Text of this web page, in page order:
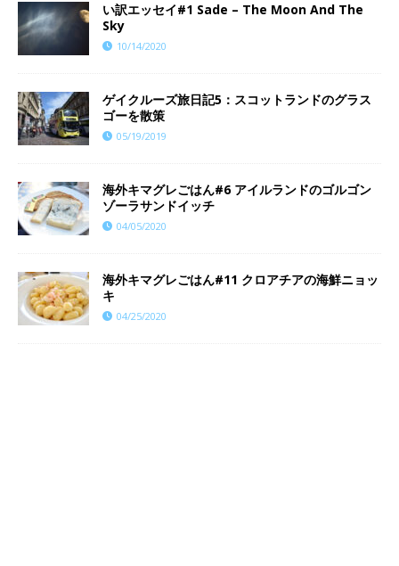
い訳エッセイ#1 Sade – The Moon And The
Sky
10/14/2020
ゲイクルーズ旅日記5：スコットランドのグラス
ゴーを散策
05/19/2019
海外キマグレごはん#6 アイルランドのゴルゴン
ゾーラサンドイッチ
04/05/2020
海外キマグレごはん#11 クロアチアの海鮮ニョッ
キ
04/25/2020